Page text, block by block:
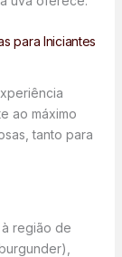
para Iniciantes
ao máximo
tanto para
região de